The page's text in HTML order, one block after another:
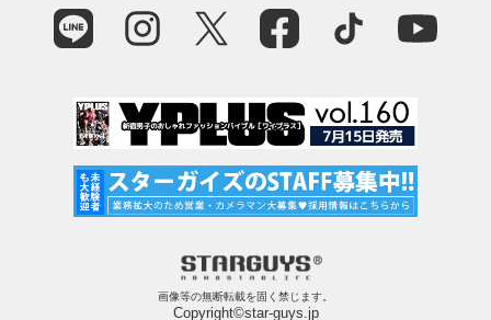
画像等の無断転載を固く禁じます。
Copyright©star-guys.jp